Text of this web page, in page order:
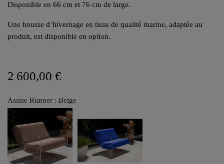
Disponible en 66 cm et 76 cm de large.
Une housse d’hivernage en tissu de qualité marine, adaptée au
produit, est disponible en option.
2 600,00 €
Assise Runner : Beige